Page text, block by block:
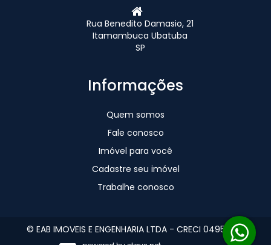
Rua Benedito Damasio, 21
Itamambuca Ubatuba
SP
Informações
Quem somos
Fale conosco
Imóvel para você
Cadastre seu imóvel
Trabalhe conosco
© EAB IMOVEIS E ENGENHARIA LTDA - CRECI 049560-J